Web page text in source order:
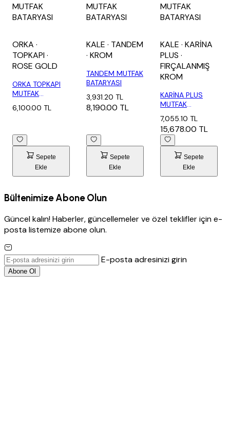
MUTFAK
BATARYASI
ORKA ·
TOPKAPI·
ROSE GOLD
ORKA TOPKAPI
MUTFAK
TP1468...
6,100.00 TL
Sepete
Ekle
MUTFAK
BATARYASI
KALE · TANDEM
· KROM
TANDEM MUTFAK
BATARYASI
3,931.20 TL
8,190.00 TL
Sepete
Ekle
MUTFAK
BATARYASI
KALE · KARİNA
PLUS ·
FIRÇALANMIŞ
KROM
KARİNA PLUS
MUTFAK
FIRÇALANMIŞ...
7,055.10 TL
15,678.00 TL
Sepete
Ekle
Bültenimize Abone Olun
Güncel kalın! Haberler, güncellemeler ve özel teklifler için e-
posta listemize abone olun.
E-posta adresinizi girin
Abone Ol